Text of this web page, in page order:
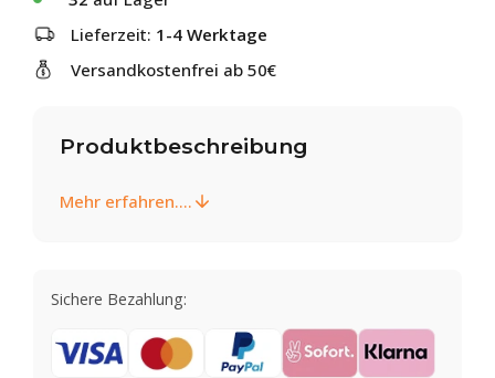
Lieferzeit: 1-4 Werktage
Versandkostenfrei ab 50€
Produktbeschreibung
Mehr erfahren....
Sichere Bezahlung: